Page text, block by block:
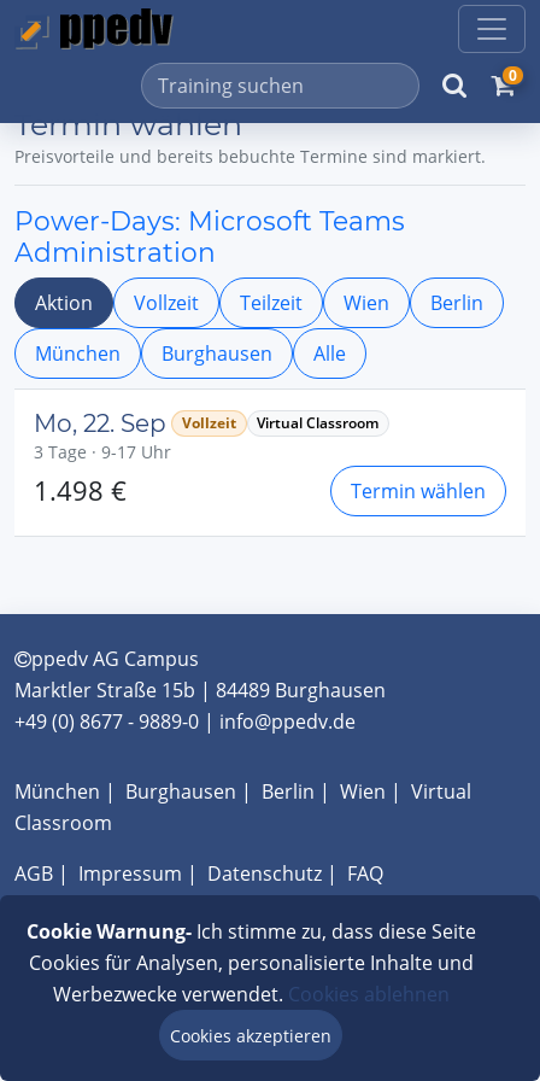
0
Termin wählen
Preisvorteile und bereits bebuchte Termine sind markiert.
Power-Days: Microsoft Teams
Administration
Aktion Vollzeit Teilzeit Wien
Berlin
München
Burghausen Alle
Mo, 22. Sep Vollzeit Virtual Classroom
3 Tage · 9-17 Uhr
1.498 € Termin wählen
ppedv AG Campus
Marktler Straße 15b | 84489 Burghausen
+49 (0) 8677 - 9889-0 | info@ppedv.de
München | Burghausen | Berlin | Wien | Virtual
Classroom
AGB | Impressum | Datenschutz | FAQ
Cookie Warnung-Ich stimme zu, dass diese Seite
Cookies für Analysen, personalisierte Inhalte und
Werbezwecke verwendet. Cookies ablehnen
Cookies akzeptieren